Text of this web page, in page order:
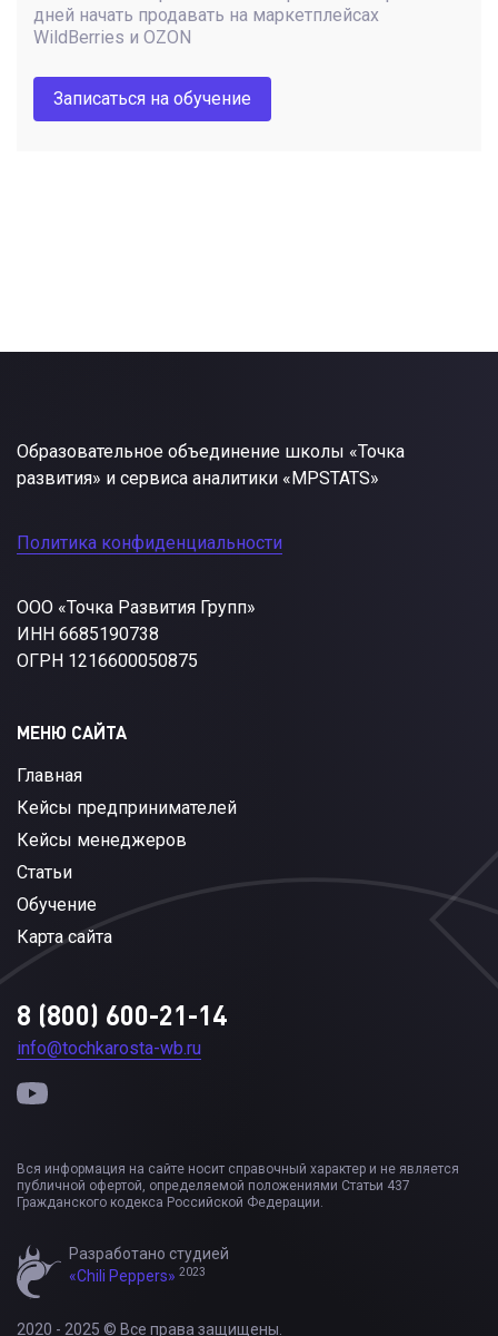
дней начать продавать на маркетплейсах
WildBerries и OZON
Записаться на обучение
Образовательное объединение школы «Точка
развития» и сервиса аналитики «MPSTATS»
Политика конфиденциальности
ООО «Точка Развития Групп»
ИНН 6685190738
ОГРН 1216600050875
МЕНЮ САЙТА
Главная
Кейсы предпринимателей
Кейсы менеджеров
Статьи
Обучение
Карта сайта
8 (800) 600-21-14
info@tochkarosta-wb.ru
2020 - 2025 © Все права защищены.
Вся информация на сайте носит справочный характер и не является
публичной офертой, определяемой положениями Статьи 437
Гражданского кодекса Российской Федерации.
Разработано студией
«Chili Peppers» 2023